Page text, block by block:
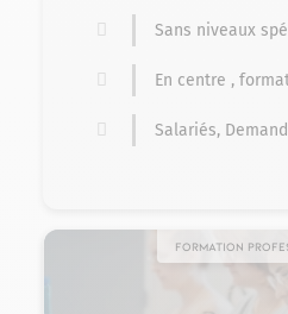
Sans niveaux
En centre ,
Salariés,
Formation